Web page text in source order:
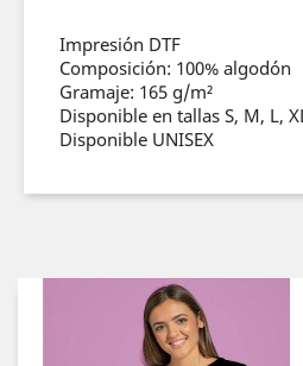
Impresión DTF
Composición: 100% algodón
Gramaje: 165 g/m²
Disponible en tallas S, M, L,
Disponible UNISEX